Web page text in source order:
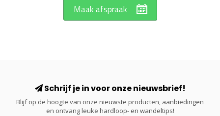
Maak afspraak
Schrijf je in voor onze nieuwsbrief!
Blijf op de hoogte van onze nieuwste producten, aanbiedingen
en ontvang leuke hardloop- en wandeltips!